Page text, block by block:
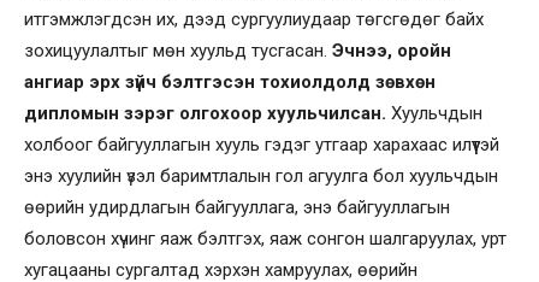
итгэмжлэгдсэн их, дээд сургуулиудаар төгсгөдөг байх
зохицуулалтыг мөн хуульд тусгасан. Эчнээ, оройн
ангиар эрх зүйч бэлтгэсэн тохиолдолд зөвхөн
дипломын зэрэг олгохоор хуульчилсан. Хуульчдын
холбоог байгууллагын хууль гэдэг утгаар харахаас илүүтэй
энэ хуулийн үзэл баримтлалын гол агуулга бол хуульчдын
өөрийн удирдлагын байгууллага, энэ байгууллагын
боловсон хүчинг яаж бэлтгэх, яаж сонгон шалгаруулах, урт
хугацааны сургалтад хэрхэн хамруулах, өөрийн